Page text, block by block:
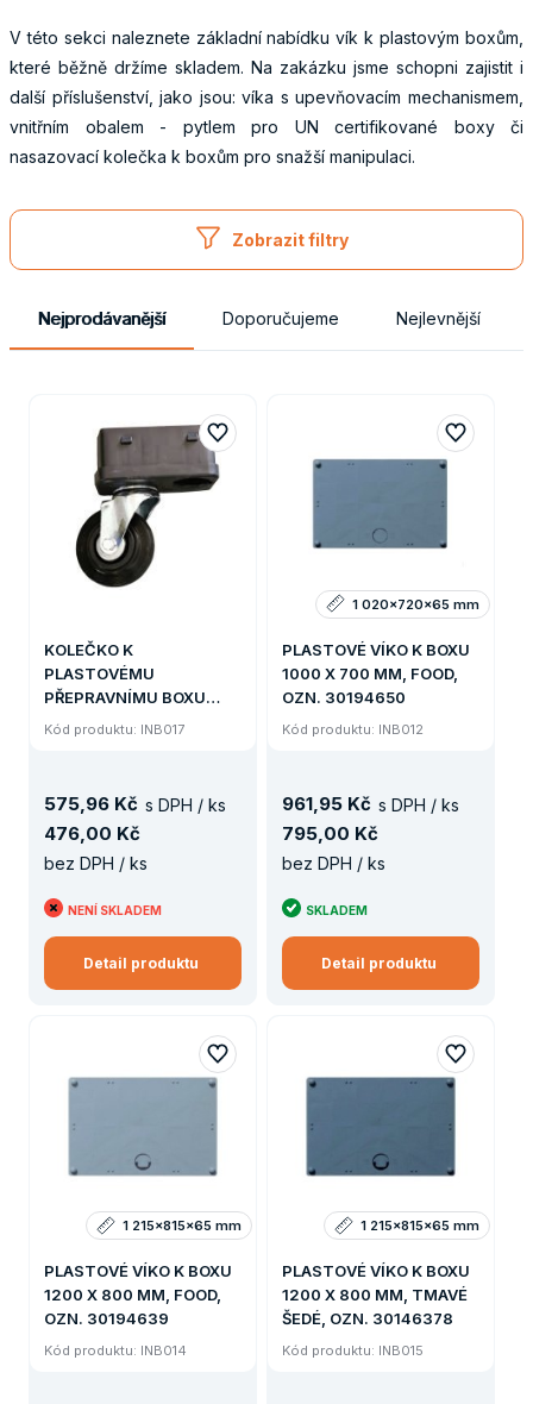
V této sekci naleznete základní nabídku vík k plastovým boxům,
které běžně držíme skladem. Na zakázku jsme schopni zajistit i
další příslušenství, jako jsou: víka s upevňovacím mechanismem,
vnitřním obalem - pytlem pro UN certifikované boxy či
nasazovací kolečka k boxům pro snažší manipulaci.
Obaly
Zobrazit filtry
Nejprodávanější Doporučujeme Nejlevnější
KOLEČKO K
PLASTOVÉMU
PŘEPRAVNÍMU BOXU
STANDARD LEVÉ
Kód produktu: INB017
575,96 Kč s DPH / ks
476 00 Kč
bez DPH / ks
NENÍ SKLADEM
Detail produktu
PLASTOVÉ VÍKO K BOXU
1000 X 700 MM, FOOD,
OZN. 30194650
Kód produktu: INB012
1 020x720x65 mm
961,95 Kč s DPH / ks
795 00 Kč
bez DPH / ks
SKLADEM
Detail produktu
PLASTOVÉ VÍKO K BOXU
1200 X 800 MM, FOOD,
OZN. 30194639
Kód produktu: INB014
1 215x815x65 mm
PLASTOVÉ VÍKO K BOXU
1200 X 800 MM, TMAVÉ
ŠEDÉ, OZN. 30146378
Kód produktu: INB015
1 215x815x65 mm